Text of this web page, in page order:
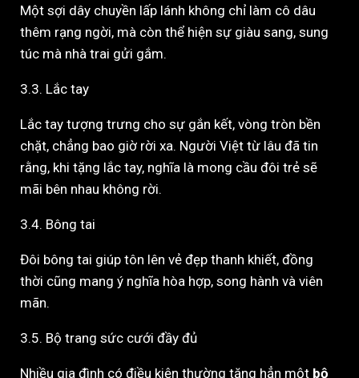
Một sợi dây chuyền lấp lánh không chỉ làm cô dâu
thêm rạng ngời, mà còn thể hiện sự giàu sang, sung
túc mà nhà trai gửi gắm.
3.3. Lắc tay
Lắc tay tượng trưng cho sự gắn kết, vòng tròn bền
chặt, chẳng bao giờ rời xa. Người Việt từ lâu đã tin
rằng, khi tặng lắc tay, nghĩa là mong cầu đôi trẻ sẽ
mãi bên nhau không rời.
3.4. Bông tai
Đôi bông tai giúp tôn lên vẻ đẹp thanh khiết, đồng
thời cũng mang ý nghĩa hòa hợp, song hành và viên
mãn.
3.5. Bộ trang sức cưới đầy đủ
Nhiều gia đình có điều kiện thường tặng hẳn một bộ